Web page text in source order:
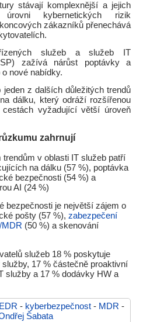
stávají komplexnější a jejich
kybernetických rizik
zákazníků přenechává
řízených služeb a služeb IT
zažívá nárůst poptávky a
nové nabídky.
z dalších důležitých trendů
dálku, který odráží rozšířenou
vyžadující větší úroveň
zahrnují
v oblasti IT služeb patří
na dálku (57 %), poptávka
bezpečnosti (54 %) a
AI (24 %)
bezpečnosti je největší zájem o
pošty (57 %), zabezpečení
MDR (50 %) a skenování
služeb 18 % poskytuje
17 % částečně proaktivní
služby a 17 % dodávky HW a
EDR - kyberbezpečnost - MDR -
Šabata